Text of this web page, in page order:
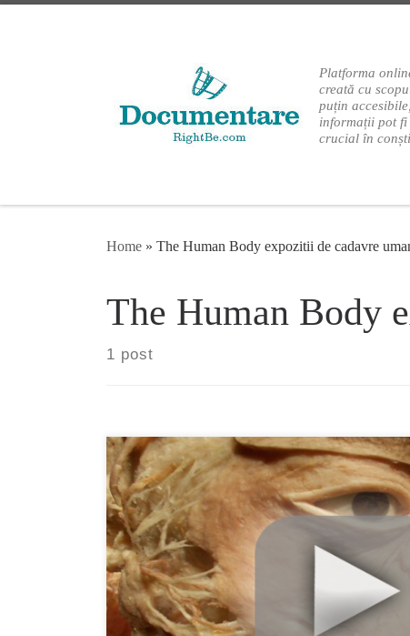
Platforma
creată cu
puțin
informații pot fi
crucial în
Home » The Human Body expozitii de cadavre
The Human Body
1 post
Expoziţii de cadavre de genul “The Human
afacere profitabila si lumea este inebunita dupa
doar ca “invata” stinta, dar se si distreaza. In
cadavre plastifiate aranjate in tot felul de